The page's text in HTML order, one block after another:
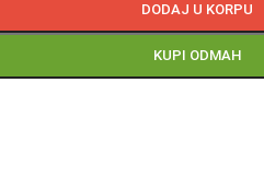
DODAJ U KORPU
KUPI ODMAH